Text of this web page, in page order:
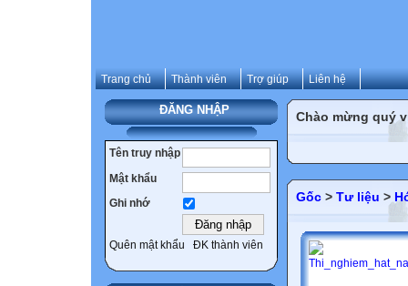
Trang chủ Thành viên Trợ giúp Liên hệ
ĐĂNG NHẬP
Tên truy nhập
Mật khẩu
Ghi nhớ
Quên mật khẩu ĐK thành viên
Chào mừng quý
Gốc > Tư liệu >